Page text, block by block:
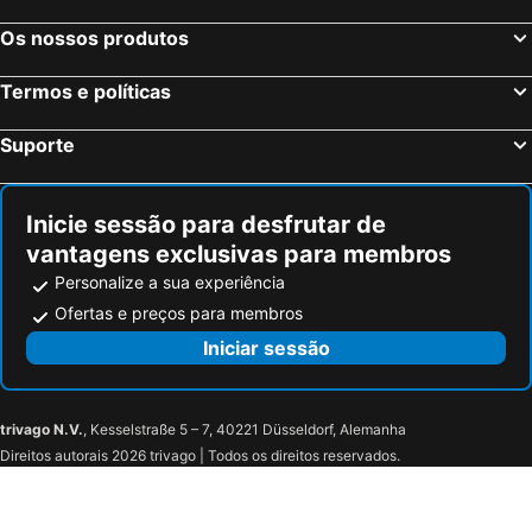
De La Playa
ITOUR Hotel & Coffee
Hostal El Convent de Moncada
La Calderona Spa Sport and Club Resort
Hotel Cruz de Gracia
Estela Valencia
Os nossos produtos
Termos e políticas
Suporte
Inicie sessão para desfrutar de
vantagens exclusivas para membros
Personalize a sua experiência
Ofertas e preços para membros
Iniciar sessão
trivago N.V., Kesselstraße 5 – 7, 40221 Düsseldorf, Alemanha
Direitos autorais 2026 trivago | Todos os direitos reservados.